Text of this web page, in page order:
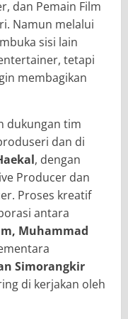
dan Pemain Film
Namun melalui
sisi lain
tetapi
membagikan
dukungan tim
dan di
, dengan
Producer dan
Proses kreatif
antara
Muhammad
Simorangkir
di kerjakan oleh